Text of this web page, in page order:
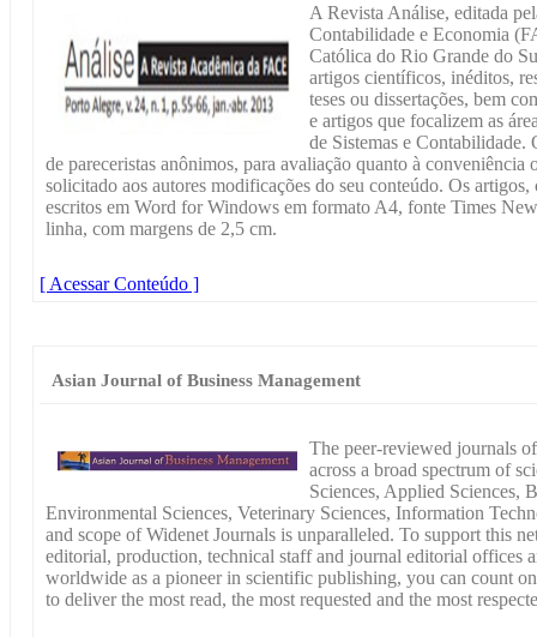
A Revista Análise, editada
Contabilidade e Economia
Católica do Rio Grande do
artigos científicos, inéditos,
teses ou dissertações, bem
e artigos que focalizem as
de Sistemas e Contabilidade.
de pareceristas anônimos, para avaliação quanto à conveniência
solicitado aos autores modificações do seu conteúdo. Os
escritos em Word for Windows em formato A4, fonte Times
linha, com margens de 2,5 cm.
[ Acessar Conteúdo ]
Asian Journal of Business Management
The peer-reviewed journals
across a broad spectrum of
Sciences, Applied Sciences,
Environmental Sciences, Veterinary Sciences, Information
and scope of Widenet Journals is unparalleled. To support this
editorial, production, technical staff and journal editorial offices
worldwide as a pioneer in scientific publishing, you can count
to deliver the most read, the most requested and the most